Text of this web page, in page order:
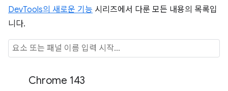
DevTools의 새로운 기능 시리즈에서 다룬 모든 내용의 목록입
니다.
Chrome 143